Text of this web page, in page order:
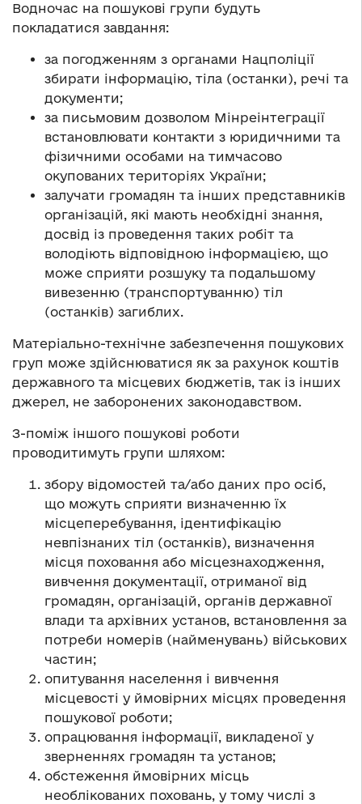
Водночас на пошукові групи будуть
покладатися завдання:
за погодженням з органами Нацполіції
збирати інформацію, тіла (останки), речі та
документи;
за письмовим дозволом Мінреінтеграції
встановлювати контакти з юридичними та
фізичними особами на тимчасово
окупованих територіях України;
залучати громадян та інших представників
організацій, які мають необхідні знання,
досвід із проведення таких робіт та
володіють відповідною інформацією, що
може сприяти розшуку та подальшому
вивезенню (транспортуванню) тіл
(останків) загиблих.
Матеріально-технічне забезпечення пошукових
груп може здійснюватися як за рахунок коштів
державного та місцевих бюджетів, так із інших
джерел, не заборонених законодавством.
З-поміж іншого пошукові роботи
проводитимуть групи шляхом:
збору відомостей та/або даних про осіб,
що можуть сприяти визначенню їх
місцеперебування, ідентифікацію
невпізнаних тіл (останків), визначення
місця поховання або місцезнаходження,
вивчення документації, отриманої від
громадян, організацій, органів державної
влади та архівних установ, встановлення за
потреби номерів (найменувань) військових
частин;
опитування населення і вивчення
місцевості у ймовірних місцях проведення
пошукової роботи;
опрацювання інформації, викладеної у
зверненнях громадян та установ;
обстеження ймовірних місць
необлікованих поховань, у тому числі з